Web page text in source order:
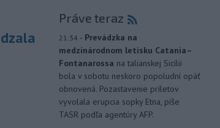
Práve teraz
21:34 - Prevádzka na
medzinárodnom letisku Catania–
Fontanarossa na talianskej Sicílii
bola v sobotu neskoro popoludní opäť
obnovená. Pozastavenie príletov
vyvolala erupcia sopky Etna, píše
TASR podľa agentúry AFP.